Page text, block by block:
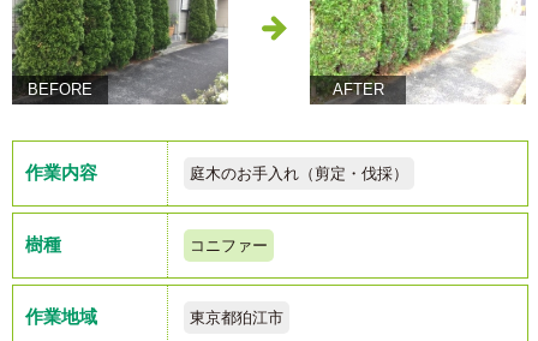
BEFORE AFTER
作業内容 庭木のお手入れ（剪定・伐採）
樹種 コニファー
作業地域 東京都狛江市